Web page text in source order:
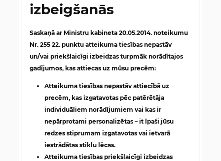
izbeigšanās
Saskaņā ar Ministru kabineta 20.05.2014. noteikumu
Nr. 255 22. punktu atteikuma tiesības nepastāv
un/vai priekšlaicīgi izbeidzas turpmāk norādītajos
gadījumos, kas attiecas uz mūsu precēm:
Atteikuma tiesības nepastāv attiecībā uz
precēm, kas izgatavotas pēc patērētāja
individuāliem norādījumiem vai kas ir
nepārprotami personalizētas – it īpaši jūsu
redzes stiprumam izgatavotas vai ietvarā
iestrādātas stiklu lēcas.
Atteikuma tiesības priekšlaicīgi izbeidzas